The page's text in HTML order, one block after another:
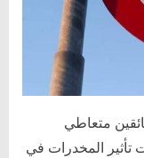
متعاطي
تأثير المخدرات في